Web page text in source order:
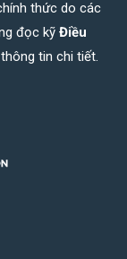
thức do các
đọc kỹ Điều
tin chi tiết.